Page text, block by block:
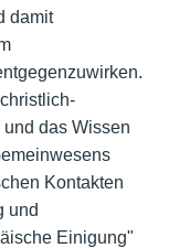
damit
das Wissen
Kontakten
und
Einigung"